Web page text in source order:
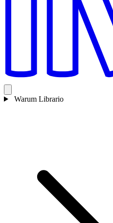
Warum Librario